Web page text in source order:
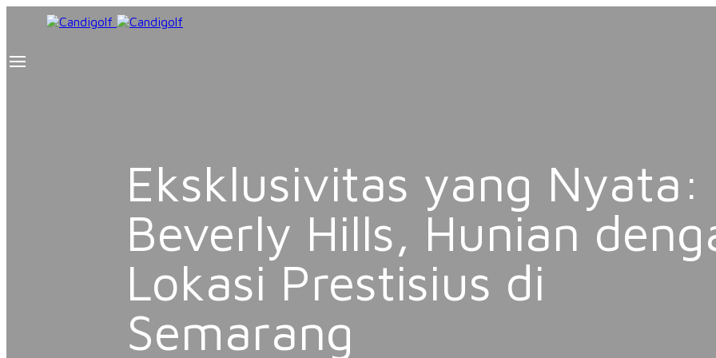
Eksklusivitas yang Nyata:
Beverly Hills, Hunian
Lokasi Prestisius di
Semarang